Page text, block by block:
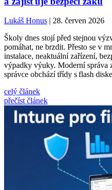
Lukáš Honus | 28. červen 2026
Školy dnes stojí před stejnou
pomáhat, ne brzdit. Přesto se v
instalace, neaktuální zařízení,
výpadky výuky. Moderní správa
správce obchází třídy s flash
celý článek
přečíst článek